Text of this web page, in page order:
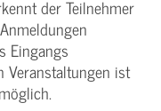
der Teilnehmer
Eingangs
Veranstaltungen ist